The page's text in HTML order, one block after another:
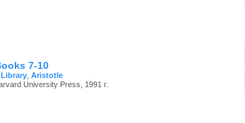
7-10
Aristotle
University Press, 1991 г.